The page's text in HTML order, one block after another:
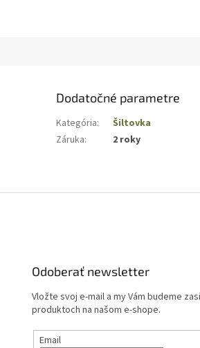
Dodatočné parametre
Kategória:
Šiltovka
Záruka: 2 roky
Odoberať newsletter
Vložte svoj e-mail a my Vám budeme
produktoch na našom e-shope.
Email